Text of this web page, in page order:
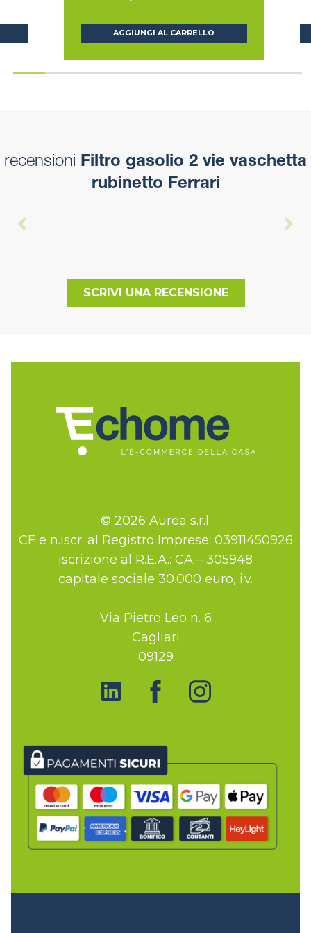
AGGIUNGI AL CARRELLO
recensioni Filtro gasolio 2 vie vaschetta
rubinetto Ferrari
SCRIVI UNA RECENSIONE
© 2026 Aurea s.r.l.
CF e n.iscr. al Registro Imprese: 03911450926
iscrizione al R.E.A.: CA – 305948
capitale sociale 30.000 euro, i.v.
Via Pietro Leo n. 6
Cagliari
09129